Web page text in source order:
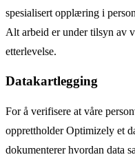
spesialisert opplæring i
Alt arbeid er under tilsyn av
etterlevelse.
Datakartlegging
For å verifisere at våre
opprettholder Optimizely et
dokumenterer hvordan data